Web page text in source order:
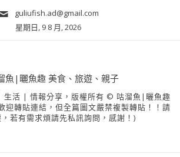
guliufish.ad@gmail.com
星期日, 9 8 月, 2026
活 | 情報分享，版權所有 © 咕溜魚|曬魚趣
迎轉貼連結，但全篇圖文嚴禁複製轉貼！！請
若有需求煩請先私訊詢問，感謝！)